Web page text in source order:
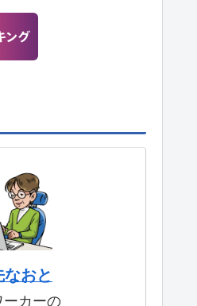
なおと
ーカーの